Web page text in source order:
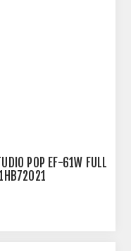
POP EF-61W FULL